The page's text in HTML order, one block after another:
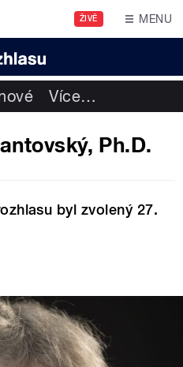
ŽIVĚ MENU
Více…
Ph.D.
byl zvolený 27.